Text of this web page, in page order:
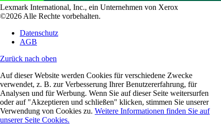
Lexmark International, Inc., ein Unternehmen von Xerox
©2026 Alle Rechte vorbehalten.
Datenschutz
AGB
Zurück nach oben
Auf dieser Website werden Cookies für verschiedene Zwecke
verwendet, z. B. zur Verbesserung Ihrer Benutzererfahrung, für
Analysen und für Werbung. Wenn Sie auf dieser Seite weitersurfen
oder auf "Akzeptieren und schließen" klicken, stimmen Sie unserer
Verwendung von Cookies zu. Weitere Informationen finden Sie auf
unserer Seite Cookies.